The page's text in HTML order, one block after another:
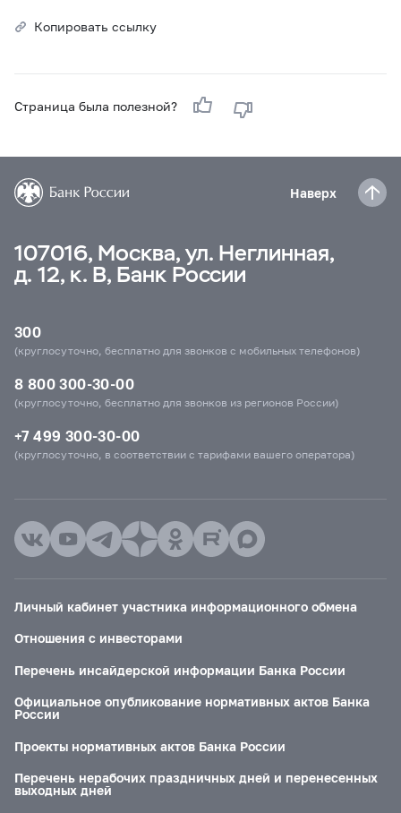
Копировать ссылку
Страница была полезной?
Наверх
107016, Москва, ул. Неглинная,
д. 12, к. В, Банк России
300
(круглосуточно, бесплатно для звонков с мобильных телефонов)
8 800 300-30-00
(круглосуточно, бесплатно для звонков из регионов России)
+7 499 300-30-00
(круглосуточно, в соответствии с тарифами вашего оператора)
Личный кабинет участника информационного обмена
Отношения с инвесторами
Перечень инсайдерской информации Банка России
Официальное опубликование нормативных актов Банка
России
Проекты нормативных актов Банка России
Перечень нерабочих праздничных дней и перенесенных
выходных дней